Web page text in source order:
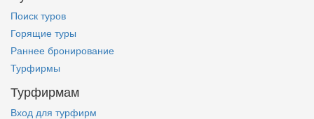
Поиск туров
Горящие туры
Раннее бронирование
Турфирмы
Турфирмам
Вход для турфирм